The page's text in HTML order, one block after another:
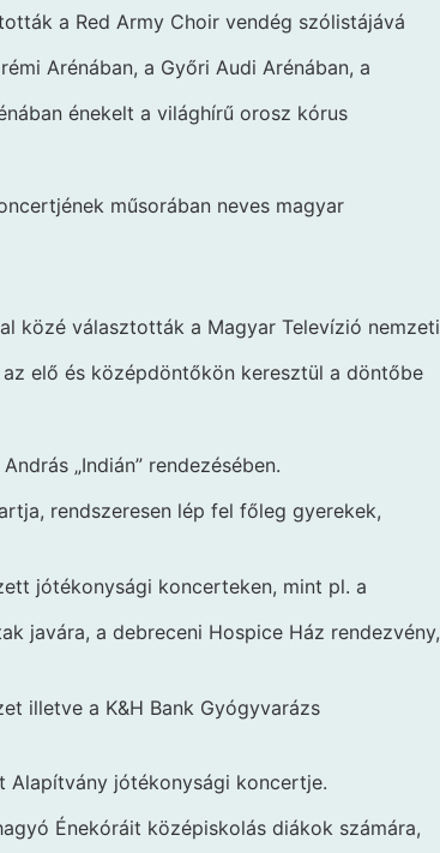
a Red Army Choir vendég szólistájává
Arénában, a Győri Audi Arénában, a
énekelt a világhírű orosz kórus
műsorában neves magyar
közé választották a Magyar Televízió nemzeti
elő és középdöntőkön keresztül a döntőbe
„Indián” rendezésében.
rendszeresen lép fel főleg gyerekek,
jótékonysági koncerteken, mint pl. a
javára, a debreceni Hospice Ház rendezvény,
illetve a K&H Bank Gyógyvarázs
Alapítvány jótékonysági koncertje.
Énekóráit középiskolás diákok számára,